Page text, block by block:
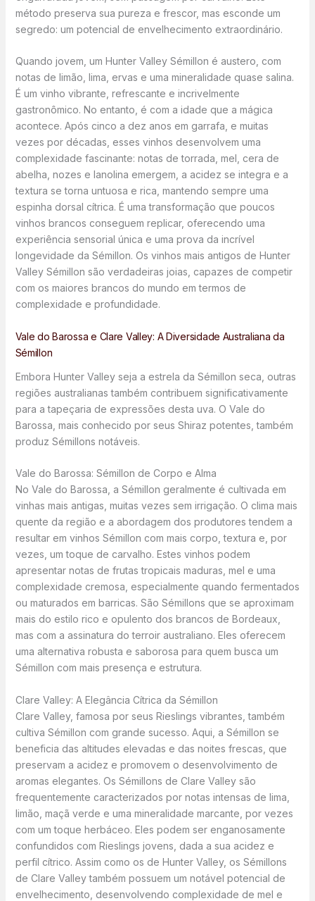
método preserva sua pureza e frescor, mas esconde um
segredo: um potencial de envelhecimento extraordinário.
Quando jovem, um Hunter Valley Sémillon é austero, com
notas de limão, lima, ervas e uma mineralidade quase salina.
É um vinho vibrante, refrescante e incrivelmente
gastronômico. No entanto, é com a idade que a mágica
acontece. Após cinco a dez anos em garrafa, e muitas
vezes por décadas, esses vinhos desenvolvem uma
complexidade fascinante: notas de torrada, mel, cera de
abelha, nozes e lanolina emergem, a acidez se integra e a
textura se torna untuosa e rica, mantendo sempre uma
espinha dorsal cítrica. É uma transformação que poucos
vinhos brancos conseguem replicar, oferecendo uma
experiência sensorial única e uma prova da incrível
longevidade da Sémillon. Os vinhos mais antigos de Hunter
Valley Sémillon são verdadeiras joias, capazes de competir
com os maiores brancos do mundo em termos de
complexidade e profundidade.
Vale do Barossa e Clare Valley: A Diversidade Australiana da
Sémillon
Embora Hunter Valley seja a estrela da Sémillon seca, outras
regiões australianas também contribuem significativamente
para a tapeçaria de expressões desta uva. O Vale do
Barossa, mais conhecido por seus Shiraz potentes, também
produz Sémillons notáveis.
Vale do Barossa: Sémillon de Corpo e Alma
No Vale do Barossa, a Sémillon geralmente é cultivada em
vinhas mais antigas, muitas vezes sem irrigação. O clima mais
quente da região e a abordagem dos produtores tendem a
resultar em vinhos Sémillon com mais corpo, textura e, por
vezes, um toque de carvalho. Estes vinhos podem
apresentar notas de frutas tropicais maduras, mel e uma
complexidade cremosa, especialmente quando fermentados
ou maturados em barricas. São Sémillons que se aproximam
mais do estilo rico e opulento dos brancos de Bordeaux,
mas com a assinatura do terroir australiano. Eles oferecem
uma alternativa robusta e saborosa para quem busca um
Sémillon com mais presença e estrutura.
Clare Valley: A Elegância Cítrica da Sémillon
Clare Valley, famosa por seus Rieslings vibrantes, também
cultiva Sémillon com grande sucesso. Aqui, a Sémillon se
beneficia das altitudes elevadas e das noites frescas, que
preservam a acidez e promovem o desenvolvimento de
aromas elegantes. Os Sémillons de Clare Valley são
frequentemente caracterizados por notas intensas de lima,
limão, maçã verde e uma mineralidade marcante, por vezes
com um toque herbáceo. Eles podem ser enganosamente
confundidos com Rieslings jovens, dada a sua acidez e
perfil cítrico. Assim como os de Hunter Valley, os Sémillons
de Clare Valley também possuem um notável potencial de
envelhecimento, desenvolvendo complexidade de mel e